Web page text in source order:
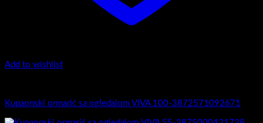
Add to wishlist
Kupaonski ormarić sa ogledalom VIVA 100-3872571092671